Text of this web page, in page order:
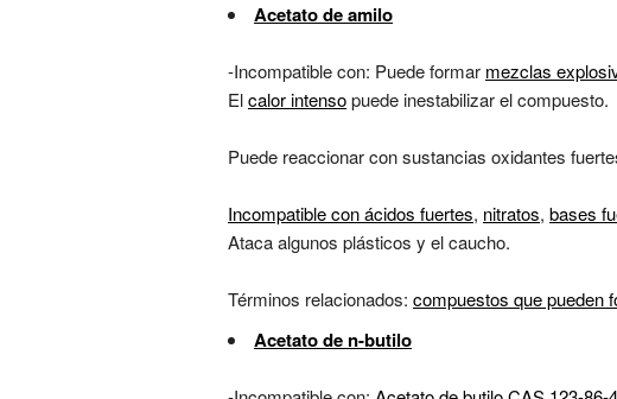
Acetato de amilo
-Incompatible con: Puede formar mezclas
Elcalor intensopuede inestabilizar el compuesto.
Puede reaccionar con sustancias oxidantes
Incompatible con ácidos fuertes, nitratos, bases
Ataca algunos plásticos y el caucho.
Términos relacionados: compuestos que pueden
Acetato de n-butilo